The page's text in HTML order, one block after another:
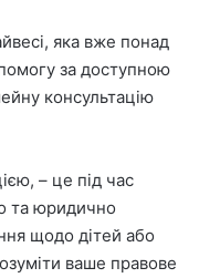
яка вже понад
за доступною
консультацію
– це під час
та юридично
щодо дітей або
ваше правове